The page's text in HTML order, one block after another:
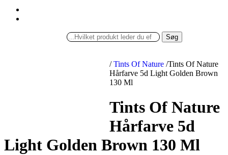
Søg
/ Tints Of Nature /Tints Of Nature
Hårfarve 5d Light Golden Brown
130 Ml
Tints Of Nature
Hårfarve 5d
Light Golden Brown 130 Ml